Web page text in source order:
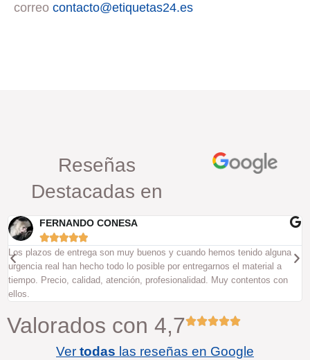
correo contacto@etiquetas24.es
Reseñas
Destacadas en
FERNANDO CONESA

Los plazos de entrega son muy buenos y cuando hemos tenido alguna
urgencia real han hecho todo lo posible por entregarnos el material a
tiempo. Precio, calidad, atención, profesionalidad. Muy contentos con
ellos.
Valorados con 4,7
Ver todas las reseñas en Google